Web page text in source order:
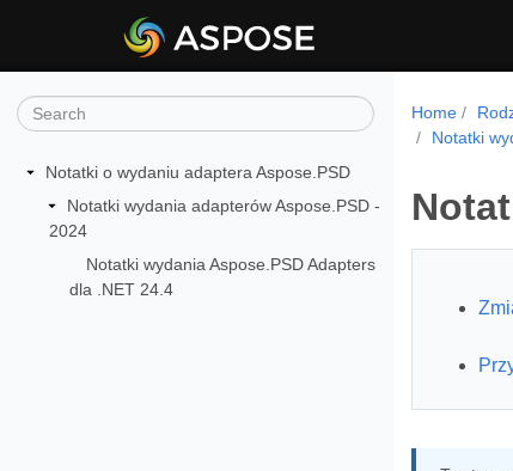
Notatki o wydaniu adaptera Aspose.PSD
Notatki wydania adapterów Aspose.PSD -
2024
Notatki wydania Aspose.PSD Adapters
dla .NET 24.4
Home
Notatki